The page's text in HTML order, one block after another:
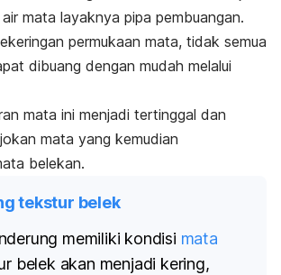
mata layaknya pipa pembuangan.
permukaan mata, tidak semua
dibuang dengan mudah melalui
mata ini menjadi tertinggal dan
mata yang kemudian
belekan.
tekstur belek
memiliki kondisi mata
belek akan menjadi kering,